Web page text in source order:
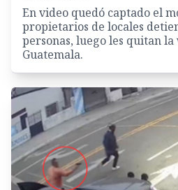
En video quedó captado el
propietarios de locales
personas, luego les quitan la
Guatemala.